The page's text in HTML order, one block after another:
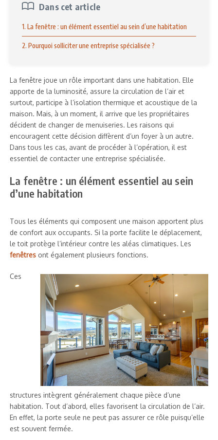
Dans cet article
1. La fenêtre : un élément essentiel au sein d’une habitation
2. Pourquoi solliciter une entreprise spécialisée ?
La fenêtre joue un rôle important dans une habitation. Elle
apporte de la luminosité, assure la circulation de l’air et
surtout, participe à l’isolation thermique et acoustique de la
maison. Mais, à un moment, il arrive que les propriétaires
décident de changer de menuiseries. Les raisons qui
encouragent cette décision diffèrent d’un foyer à un autre.
Dans tous les cas, avant de procéder à l’opération, il est
essentiel de contacter une entreprise spécialisée.
La fenêtre : un élément essentiel au sein
d’une habitation
Tous les éléments qui composent une maison apportent plus
de confort aux occupants. Si la porte facilite le déplacement,
le toit protège l’intérieur contre les aléas climatiques. Les
fenêtres ont également plusieurs fonctions.
Ces
structures intègrent généralement chaque pièce d’une
habitation. Tout d’abord, elles favorisent la circulation de l’air.
En effet, la porte seule ne peut pas assurer ce rôle puisqu’elle
est souvent fermée.